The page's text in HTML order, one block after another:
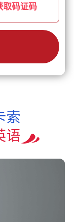
取码证码
索
语